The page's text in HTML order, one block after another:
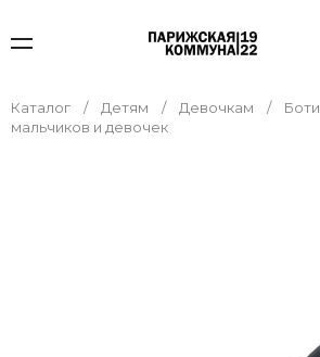
Каталог Детям Девочкам
мальчиков и девочек